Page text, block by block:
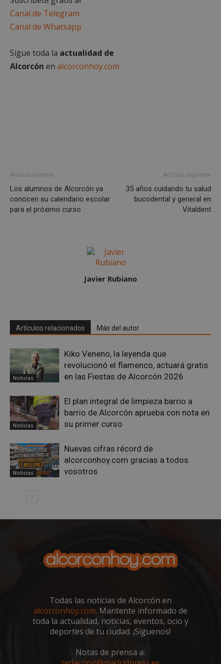
Canal de Telegram
Canal de Whatsapp
Sigue toda la actualidad de
Alcorcón en alcorconhoy.com
Artículo anterior
Los alumnos de Alcorcón ya
conocen su calendario escolar
para el próximo curso
Artículo siguiente
35 años cuidando tu salud
bucodental y general en
Vitaldent
Javier Rubiano
Artículos relacionados Más del autor
Noticias
Kiko Veneno, la leyenda que
revolucionó el flamenco, actuará gratis
en las Fiestas de Alcorcón 2026
Noticias
El plan integral de limpieza barrio a
barrio de Alcorcón aprueba con nota en
su primer curso
Noticias
Nuevas cifras récord de
alcorconhoy.com gracias a todos
vosotros
Todas las noticias de Alcorcón en
alcorconhoy.com. Mantente informado de
toda la actualidad, noticias, eventos, ocio y
deportes de tu ciudad. ¡Síguenos!
Notas de prensa a:
preferencias
Las cookies estrictamente necesarias permiten la
funcionalidad principal del sitio web, como el
inicio de sesión de usuario y la gestión de cuentas.
El sitio web no se puede utilizar correctamente sin
AWSALBCORS
Amazon.com
sp_landing
Spotify Inc.
.spotify.com
Google
Privacy Policy